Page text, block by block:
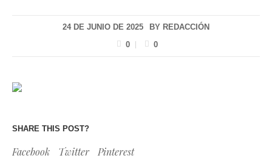
24 DE JUNIO DE 2025 BY REDACCIÓN
0
0
SHARE THIS POST?
Facebook Twitter Pinterest